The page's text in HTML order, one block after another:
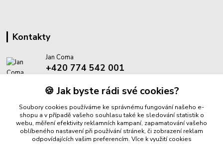
Kontakty
Jan Coma
+420 774 542 001
info@proantik.cz🍪 Jak byste rádi své cookies?
Soubory cookies používáme ke správnému fungování našeho e-
shopu a v případě vašeho souhlasu také ke sledování statistik o
webu, měření efektivity reklamních kampaní, zapamatování vašeho
oblíbeného nastavení při používání stránek, či zobrazení reklam
odpovídajících vašim preferencím. Více k využití cookies